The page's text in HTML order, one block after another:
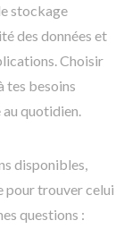
stockage
des données et
Choisir
tes besoins
quotidien.
disponibles,
pour trouver celui
questions :